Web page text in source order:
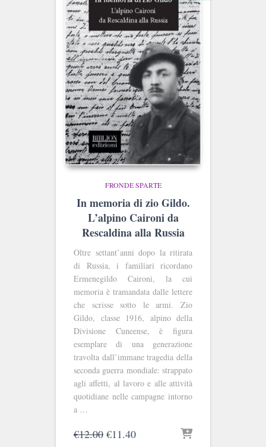
FRONDE SPARTE
In memoria di zio Gildo.
L’alpino Caironi da
Rescaldina alla Russia
Oltre settant’anni dopo la ritirata
di Russia, i familiari ricordano
Ermenegildo Caironi, la cui
memoria è tramandata dalle lettere
che scrisse sotto le armi. Zio
Gildo, classe 1916, alpino della
Divisione Cuneense, è figura
esemplare di una generazione
travolta dall’immane tragedia della
seconda guerra mondiale: strappato
agli affetti, al lavoro e alle attività
quotidiane nelle campagne intorno
a …
€12.00 Il
€11.40Il